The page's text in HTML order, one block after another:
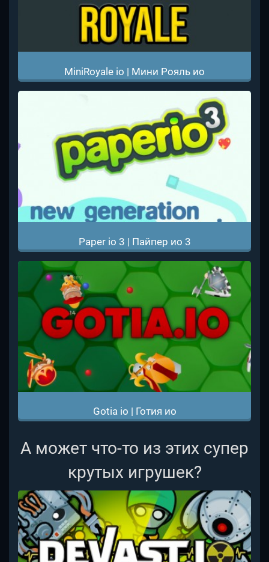
MiniRoyale io | Мини Рояль ио
Paper io 3 | Пайпер ио 3
Gotia io | Готия ио
А может что-то из этих супер
крутых игрушек?